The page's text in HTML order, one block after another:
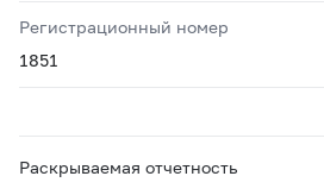
Регистрационный номер
1851
Раскрываемая отчетность